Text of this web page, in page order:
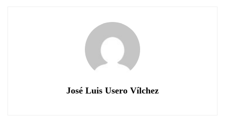
José Luis Usero Vílchez